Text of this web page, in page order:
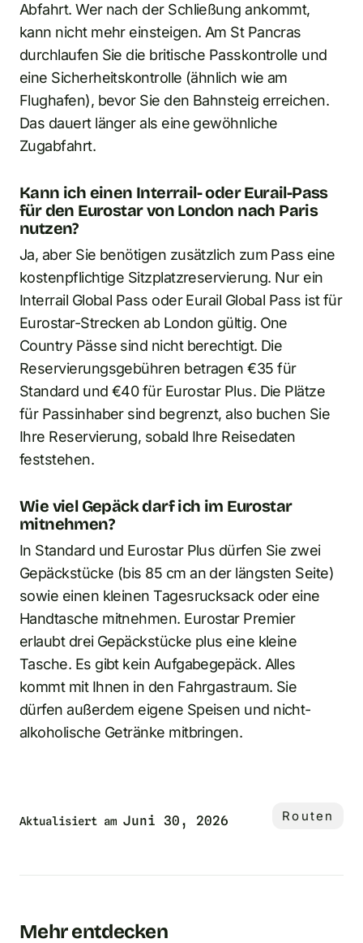
Abfahrt. Wer nach der Schließung ankommt,
kann nicht mehr einsteigen. Am St Pancras
durchlaufen Sie die britische Passkontrolle und
eine Sicherheitskontrolle (ähnlich wie am
Flughafen), bevor Sie den Bahnsteig erreichen.
Das dauert länger als eine gewöhnliche
Zugabfahrt.
Kann ich einen Interrail- oder Eurail-Pass
für den Eurostar von London nach Paris
nutzen?
Ja, aber Sie benötigen zusätzlich zum Pass eine
kostenpflichtige Sitzplatzreservierung. Nur ein
Interrail Global Pass oder Eurail Global Pass ist für
Eurostar-Strecken ab London gültig. One
Country Pässe sind nicht berechtigt. Die
Reservierungsgebühren betragen €35 für
Standard und €40 für Eurostar Plus. Die Plätze
für Passinhaber sind begrenzt, also buchen Sie
Ihre Reservierung, sobald Ihre Reisedaten
feststehen.
Wie viel Gepäck darf ich im Eurostar
mitnehmen?
In Standard und Eurostar Plus dürfen Sie zwei
Gepäckstücke (bis 85 cm an der längsten Seite)
sowie einen kleinen Tagesrucksack oder eine
Handtasche mitnehmen. Eurostar Premier
erlaubt drei Gepäckstücke plus eine kleine
Tasche. Es gibt kein Aufgabegepäck. Alles
kommt mit Ihnen in den Fahrgastraum. Sie
dürfen außerdem eigene Speisen und nicht-
alkoholische Getränke mitbringen.
Aktualisiert am Juni 30, 2026 Routen
Mehr entdecken